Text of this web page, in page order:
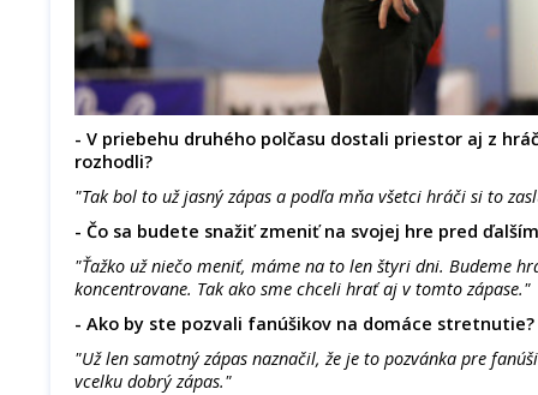
- V priebehu druhého polčasu dostali priestor aj z
rozhodli?
"Tak bol to už jasný zápas a podľa mňa všetci hráči si to
- Čo sa budete snažiť zmeniť na svojej hre pred
"Ťažko už niečo meniť, máme na to len štyri dni. Budeme
koncentrovane. Tak ako sme chceli hrať aj v tomto zápase."
- Ako by ste pozvali fanúšikov na domáce stretnutie?
"Už len samotný zápas naznačil, že je to pozvánka pre
vcelku dobrý zápas."